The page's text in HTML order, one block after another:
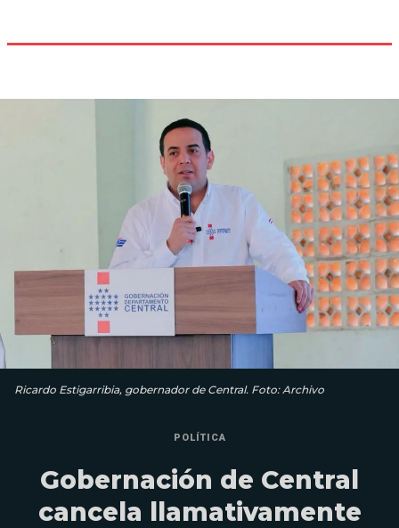
Ricardo Estigarribia, gobernador de Central. Foto: Archivo
POLÍTICA
Gobernación de Central
cancela llamativamente